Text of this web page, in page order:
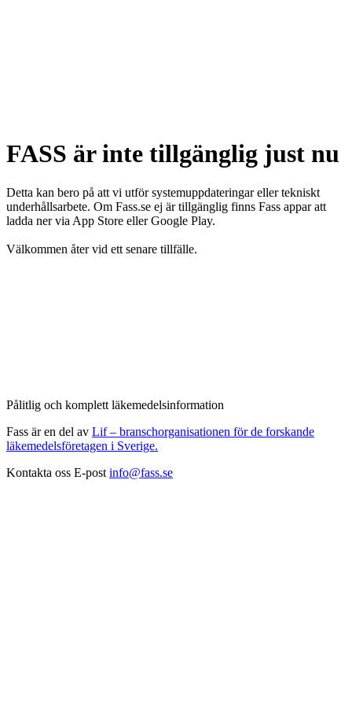
FASS är inte tillgänglig just nu
Detta kan bero på att vi utför systemuppdateringar eller tekniskt
underhållsarbete. Om Fass.se ej är tillgänglig finns Fass appar att
ladda ner via App Store eller Google Play.
Välkommen åter vid ett senare tillfälle.
Pålitlig och komplett läkemedelsinformation
Fass är en del av Lif – branschorganisationen för de forskande
läkemedelsföretagen i Sverige.
Kontakta oss E-post info@fass.se